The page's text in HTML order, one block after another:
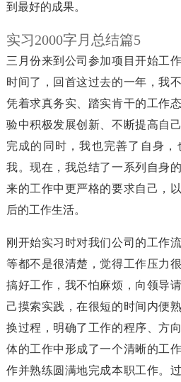
到最好的成果。
实习2000字月总结篇5
三月份来到公司参加项目开始工
时间了，回首这过去的一年，我
凭着求真务实、踏实肯干的工作
验中积极发展创新、不断提高自
完成的同时，我也完善了自身
我。现在，我总结了一系列自身
来的工作中更严格的要求自己，
后的工作生活。
刚开始实习时对我们公司的工作
等都不是很清楚，觉得工作压力
搞好工作，我不怕麻烦，向领导
己摸索实践，在很短的时间内便
换过程，明确了工作的程序、方
体的工作中形成了一个清晰的工
作并熟练圆满地完成本职工作。